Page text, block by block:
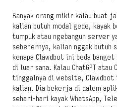
Banyak orang mikir kalau buat
kalian butuh modal gede, kayak
tumpuk atau ngebangun server
sebenernya, kalian nggak butuh
kenapa Clawdbot ini beda
di luar sana. Kalau ChatGPT atau
tinggalnya di website, Clawdbot
kalian. Dia bekerja di dalem
sehari-hari kayak WhatsApp,